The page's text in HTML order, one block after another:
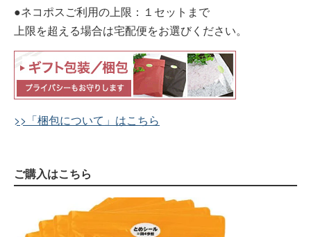
●ネコポスご利用の上限：１セットまで
上限を超える場合は宅配便をお選びください。
>>「梱包について」はこちら
ご購入はこちら